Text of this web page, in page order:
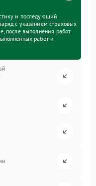
и последующий
с указанием страховых
после выполнения работ
работ и